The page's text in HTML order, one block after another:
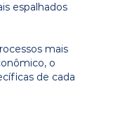
espalhados
mais
o
de cada